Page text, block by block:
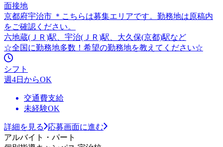
面接地
京都府宇治市 ＊こちらは募集エリアです。勤務地は原稿内
をご確認ください。
六地蔵(ＪＲ)駅、宇治(ＪＲ)駅、大久保(京都)駅など
☆全国に勤務地多数！希望の勤務地を教えてください☆
シフト
週4日からOK
交通費支給
未経験OK
詳細を見る
応募画面に進む
アルバイト・パート